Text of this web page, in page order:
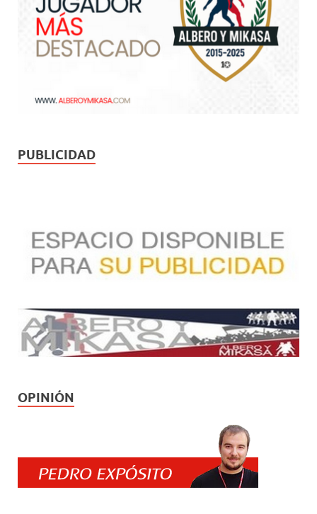
PUBLICIDAD
OPINIÓN